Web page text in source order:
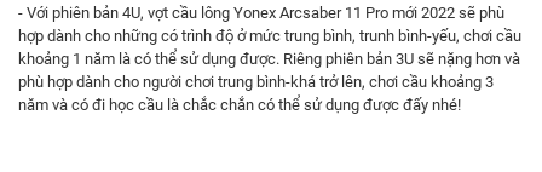
- Với phiên bản 4U, vợt cầu lông Yonex Arcsaber 11 Pro mới 2022 sẽ phù
hợp dành cho những có trình độ ở mức trung bình, trunh bình-yếu, chơi cầu
khoảng 1 năm là có thể sử dụng được. Riêng phiên bản 3U sẽ nặng hơn và
phù hợp dành cho người chơi trung bình-khá trở lên, chơi cầu khoảng 3
năm và có đi học cầu là chắc chắn có thể sử dụng được đấy nhé!